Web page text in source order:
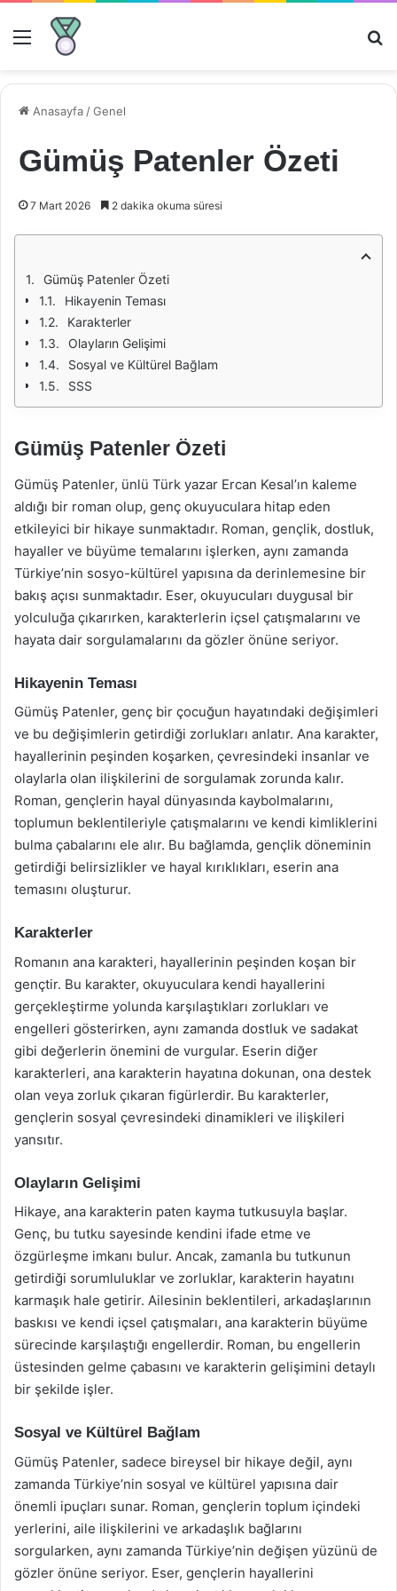
Menü
Anasayfa /Genel
Gümüş Patenler Özeti
7 Mart 2026 2 dakika okuma süresi
Gümüş Patenler Özeti
Hikayenin Teması
Karakterler
Olayların Gelişimi
Sosyal ve Kültürel Bağlam
SSS
Gümüş Patenler Özeti
Gümüş Patenler, ünlü Türk yazar Ercan Kesal’ın kaleme
aldığı bir roman olup, genç okuyuculara hitap eden
etkileyici bir hikaye sunmaktadır. Roman, gençlik, dostluk,
hayaller ve büyüme temalarını işlerken, aynı zamanda
Türkiye’nin sosyo-kültürel yapısına da derinlemesine bir
bakış açısı sunmaktadır. Eser, okuyucuları duygusal bir
yolculuğa çıkarırken, karakterlerin içsel çatışmalarını ve
hayata dair sorgulamalarını da gözler önüne seriyor.
Hikayenin Teması
Gümüş Patenler, genç bir çocuğun hayatındaki değişimleri
ve bu değişimlerin getirdiği zorlukları anlatır. Ana karakter,
hayallerinin peşinden koşarken, çevresindeki insanlar ve
olaylarla olan ilişkilerini de sorgulamak zorunda kalır.
Roman, gençlerin hayal dünyasında kaybolmalarını,
toplumun beklentileriyle çatışmalarını ve kendi kimliklerini
bulma çabalarını ele alır. Bu bağlamda, gençlik döneminin
getirdiği belirsizlikler ve hayal kırıklıkları, eserin ana
temasını oluşturur.
Karakterler
Romanın ana karakteri, hayallerinin peşinden koşan bir
gençtir. Bu karakter, okuyuculara kendi hayallerini
gerçekleştirme yolunda karşılaştıkları zorlukları ve
engelleri gösterirken, aynı zamanda dostluk ve sadakat
gibi değerlerin önemini de vurgular. Eserin diğer
karakterleri, ana karakterin hayatına dokunan, ona destek
olan veya zorluk çıkaran figürlerdir. Bu karakterler,
gençlerin sosyal çevresindeki dinamikleri ve ilişkileri
yansıtır.
Olayların Gelişimi
Hikaye, ana karakterin paten kayma tutkusuyla başlar.
Genç, bu tutku sayesinde kendini ifade etme ve
özgürleşme imkanı bulur. Ancak, zamanla bu tutkunun
getirdiği sorumluluklar ve zorluklar, karakterin hayatını
karmaşık hale getirir. Ailesinin beklentileri, arkadaşlarının
baskısı ve kendi içsel çatışmaları, ana karakterin büyüme
sürecinde karşılaştığı engellerdir. Roman, bu engellerin
üstesinden gelme çabasını ve karakterin gelişimini detaylı
bir şekilde işler.
Sosyal ve Kültürel Bağlam
Gümüş Patenler, sadece bireysel bir hikaye değil, aynı
zamanda Türkiye’nin sosyal ve kültürel yapısına dair
önemli ipuçları sunar. Roman, gençlerin toplum içindeki
yerlerini, aile ilişkilerini ve arkadaşlık bağlarını
sorgularken, aynı zamanda Türkiye’nin değişen yüzünü de
gözler önüne seriyor. Eser, gençlerin hayallerini